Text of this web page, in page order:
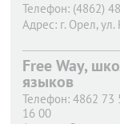
Телефон: (4862)
Адрес: г. Орел, ул.
Free Way,
языков
Телефон: 4862 73
16 00